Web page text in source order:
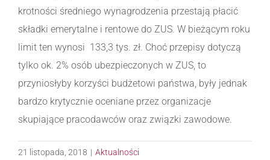
krotności średniego wynagrodzenia przestają płacić
składki emerytalne i rentowe do ZUS. W bieżącym roku
limit ten wynosi 133,3 tys. zł. Choć przepisy dotyczą
tylko ok. 2% osób ubezpieczonych w ZUS, to
przyniosłyby korzyści budżetowi państwa, były jednak
bardzo krytycznie oceniane przez organizacje
skupiające pracodawców oraz związki zawodowe.
21 listopada, 2018 | Aktualności